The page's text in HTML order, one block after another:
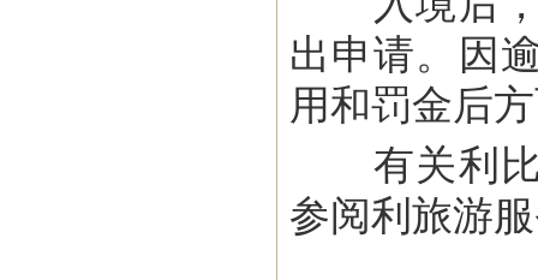
出申请。因
用和罚金后
有关利比
参阅利旅游